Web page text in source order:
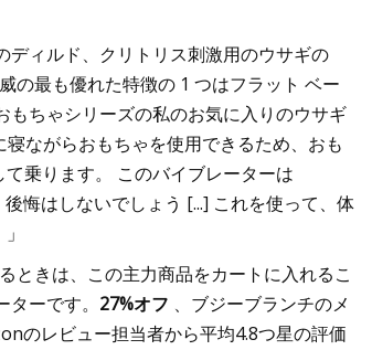
ィルド、クリトリス刺激用のウサギの
の最も優れた特徴の 1 つはフラット ベー
ちゃシリーズの私のお気に入りのウサギ
ながらおもちゃを使用できるため、おも
乗ります。 このバイブレーターは
悔はしないでしょう [...] これを使って、体
ときは、この主力商品をカートに入れるこ
ーです。 27%オフ 、ブジーブランチのメ
のレビュー担当者から平均4.8つ星の評価